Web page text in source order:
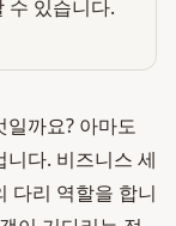
수 있습니다.
까요? 아마도
다. 비즈니스 세
다리 역할을 합니